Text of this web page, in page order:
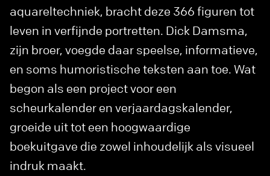
aquareltechniek, bracht deze 366 figuren tot
leven in verfijnde portretten. Dick Damsma,
zijn broer, voegde daar speelse, informatieve,
en soms humoristische teksten aan toe. Wat
begon als een project voor een
scheurkalender en verjaardagskalender,
groeide uit tot een hoogwaardige
boekuitgave die zowel inhoudelijk als visueel
indruk maakt.